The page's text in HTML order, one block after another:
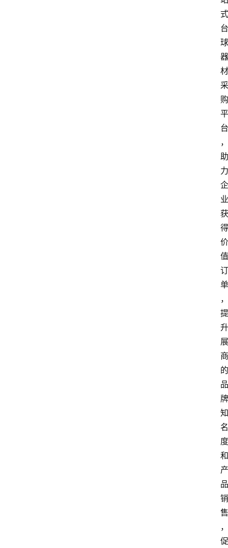
式
台
球
器
材
采
购
平
台
，
助
力
企
业
获
得
价
值
订
单
，
提
升
展
商
的
品
牌
知
名
度
和
产
品
销
售
，
促